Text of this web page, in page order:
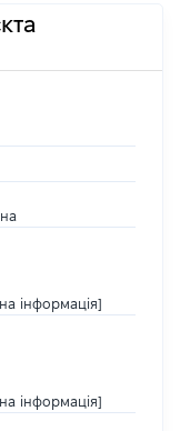
інформація]
інформація]